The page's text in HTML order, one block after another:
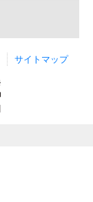
サイトマップ